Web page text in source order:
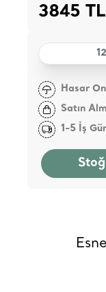
3845 TL
Hasar
Satın
1-5 İş